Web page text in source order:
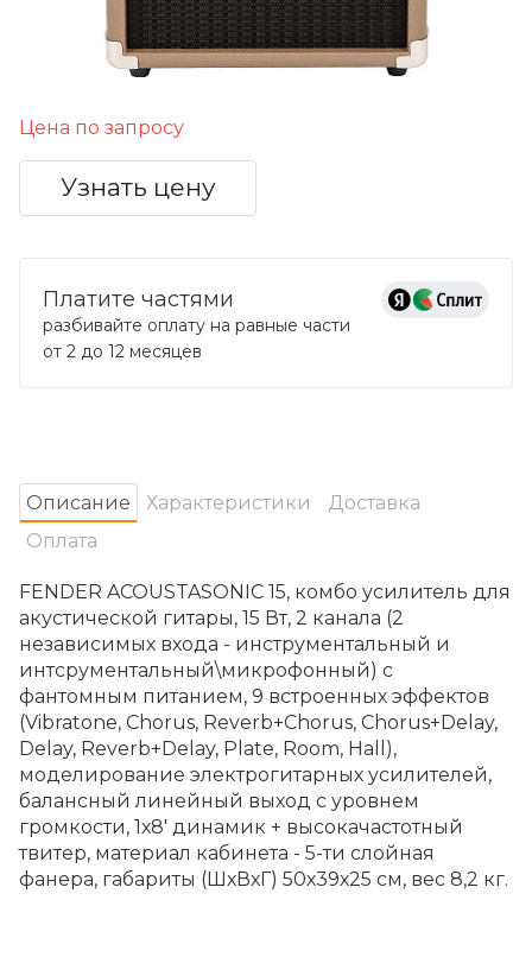
Цена по запросу
Узнать цену
Платите частями
разбивайте оплату на равные части
от 2 до 12 месяцев
Oписание Характеристики
Доставка
Оплата
FENDER ACOUSTASONIC 15, комбо усилитель для
акустической гитары, 15 Вт, 2 канала (2
независимых входа - инструментальный и
интсрументальный\микрофонный) с
фантомным питанием, 9 встроенных эффектов
(Vibratone, Chorus, Reverb+Chorus, Chorus+Delay,
Delay, Reverb+Delay, Plate, Room, Hall),
моделирование электрогитарных усилителей,
балансный линейный выход с уровнем
громкости, 1х8' динамик + высокачастотный
твитер, материал кабинета - 5-ти слойная
фанера, габариты (ШхВхГ) 50х39х25 см, вес 8,2 кг.